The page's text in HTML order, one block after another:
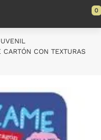
0
CARTÓN CON TEXTURAS